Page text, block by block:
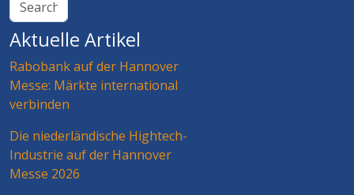
Aktuelle Artikel
Rabobank auf der Hannover
Messe: Märkte international
verbinden
Die niederländische Hightech-
Industrie auf der Hannover
Messe 2026